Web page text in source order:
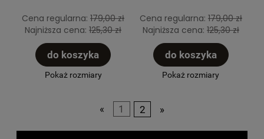
Cena regularna:179,00 zł
Najniższa cena:125,30 zł
do koszyka
Pokaż rozmiary
Cena regularna: 179,00 zł
Najniższa cena: 125,30 zł
do koszyka
Pokaż rozmiary
« 1 2 »